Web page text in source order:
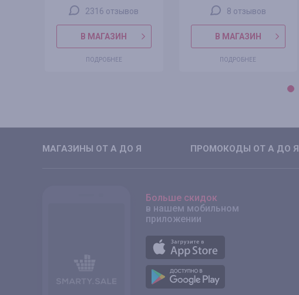
2316 отзывов
В МАГАЗИН
ПОДРОБНЕЕ
8 отзывов
В МАГАЗИН
ПОДРОБНЕЕ
МАГАЗИНЫ ОТ А ДО Я ПРОМОКОДЫ ОТ А ДО Я
Больше скидок
в нашем мобильном
приложении